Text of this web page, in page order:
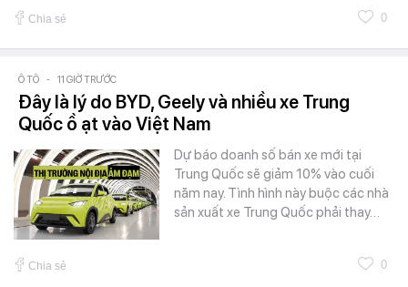
Chia sẻ 0
Ô TÔ - 11 GIỜ TRƯỚC
Đây là lý do BYD, Geely và nhiều xe Trung
Quốc ồ ạt vào Việt Nam
Dự báo doanh số bán xe mới tại
Trung Quốc sẽ giảm 10% vào cuối
năm nay. Tình hình này buộc các nhà
sản xuất xe Trung Quốc phải thay…
Chia sẻ 0